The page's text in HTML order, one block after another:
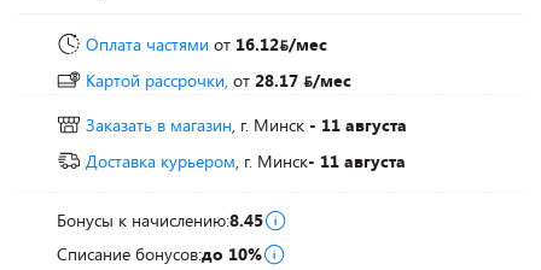
Оплата частями от 16.12 /мес
Картой рассрочки, от 28.17
/мес
Заказать в магазин, г. Минск - 11 августа
Доставка курьером, г. Минск- 11 августа
Бонусы к начислению:8.45
Списание бонусов:до 10%